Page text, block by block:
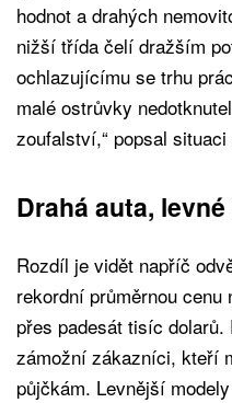
hodnot a drahých
nižší třída čelí dražším
ochlazujícímu se trhu
malé ostrůvky
zoufalství,“ popsal
Drahá auta,
Rozdíl je vidět napříč
rekordní průměrnou
přes padesát tisíc
zámožní zákazníci, kteří
půjčkám. Levnější